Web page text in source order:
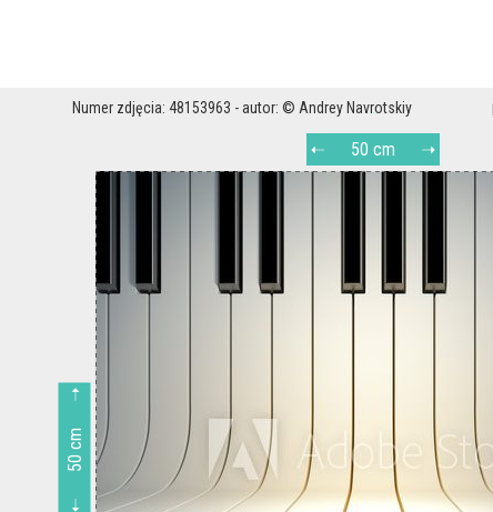
Numer zdjęcia: 48153963 - autor: © Andrey Navrotskiy
50 cm
50 cm